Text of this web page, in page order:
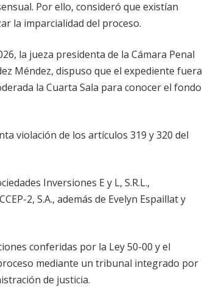
Por ello, consideró que existían
la imparcialidad del proceso.
la jueza presidenta de la Cámara Penal
Méndez, dispuso que el expediente fuera
la Cuarta Sala para conocer el fondo
violación de los artículos 319 y 320 del
Inversiones E y L, S.R.L.,
2, S.A., además de Evelyn Espaillat y
conferidas por la Ley 50-00 y el
mediante un tribunal integrado por
de justicia.